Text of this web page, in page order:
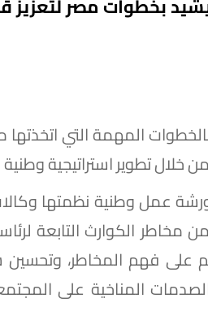
المهمة التي اتخذتها
خلال تطوير استراتيجية
عمل وطنية نظمتها
من مخاطر الكوارث التابعة
على فهم المخاطر،
المناخية على